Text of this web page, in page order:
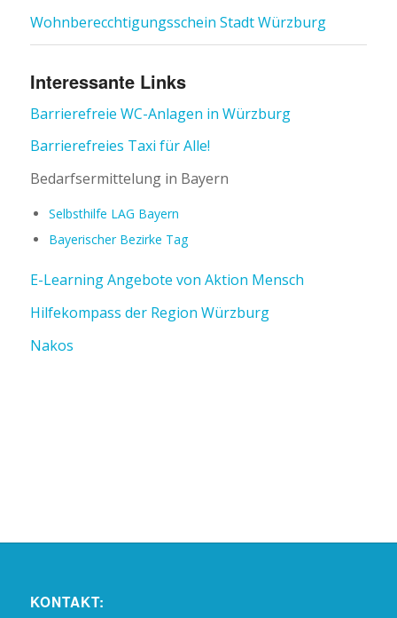
Wohnberecchtigungsschein Stadt Würzburg
Interessante Links
Barrierefreie WC-Anlagen in Würzburg
Barrierefreies Taxi für Alle!
Bedarfsermittelung in Bayern
Selbsthilfe LAG Bayern
Bayerischer Bezirke Tag
E-Learning Angebote von Aktion Mensch
Hilfekompass der Region Würzburg
Nakos
KONTAKT: